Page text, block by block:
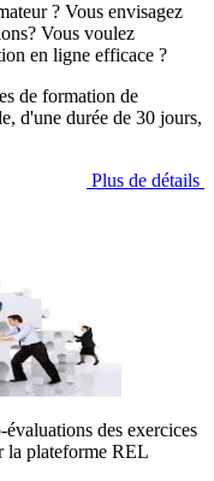
? Vous envisagez
Vous voulez
en ligne efficace ?
de formation de
d'une durée de 30 jours,
Plus de détails
évaluations des exercices
la plateforme REL